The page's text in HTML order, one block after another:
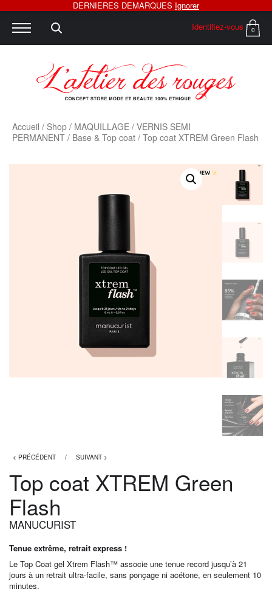
Identifiez-vous 0
Accueil / Shop / MAQUILLAGE / VERNIS SEMI
PERMANENT / Base & Top coat / Top coat XTREM Green Flash
< PRÉCÉDENT / SUIVANT >
Top coat XTREM Green
Flash
MANUCURIST
Tenue extrême, retrait express !
Le Top Coat gel Xtrem Flash™ associe une tenue record jusqu’à 21
jours à un retrait ultra-facile, sans ponçage ni acétone, en seulement 10
minutes.
DERNIERES DEMARQUES Ignorer